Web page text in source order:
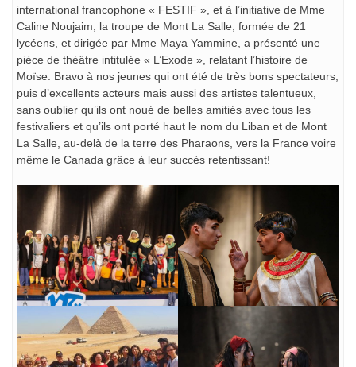
international francophone « FESTIF », et à l’initiative de Mme
Caline Noujaim, la troupe de Mont La Salle, formée de 21
lycéens, et dirigée par Mme Maya Yammine, a présenté une
pièce de théâtre intitulée « L’Exode », relatant l’histoire de
Moïse. Bravo à nos jeunes qui ont été de très bons spectateurs,
puis d’excellents acteurs mais aussi des artistes talentueux,
sans oublier qu’ils ont noué de belles amitiés avec tous les
festivaliers et qu’ils ont porté haut le nom du Liban et de Mont
La Salle, au-delà de la terre des Pharaons, vers la France voire
même le Canada grâce à leur succès retentissant!